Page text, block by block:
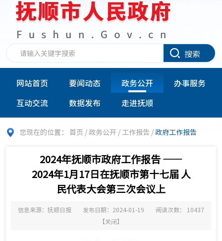
搜索
网站首页 要闻动态 政务公开
办事服务
互动交流
数据发布 走进抚顺
您现在的位置： 首页 /政务公开 / 工作报告 /政府工作报告
2024年抚顺市政府工作报告 ——
2024年1月17日在抚顺市第十七届 人
民代表大会第三次会议上
信息来源：抚顺日报 发布日期：2024-01-19 阅读次数： 10437
【关闭】